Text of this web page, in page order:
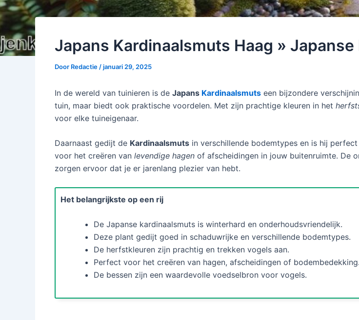
Japans Kardinaalsmuts Haag »
Door Redactie /januari 29, 2025
In de wereld van tuinieren is de Japans Kardinaalsmuts een bijzondere
tuin, maar biedt ook praktische voordelen. Met zijn prachtige kleuren in het
voor elke tuineigenaar.
Daarnaast gedijt de Kardinaalsmuts in verschillende bodemtypes en is hij
voor het creëren van levendige hagen of afscheidingen in jouw buitenruimte. De
zorgen ervoor dat je er jarenlang plezier van hebt.
Het belangrijkste op een rij
De Japanse kardinaalsmuts is winterhard en onderhoudsvriendelijk.
Deze plant gedijt goed in schaduwrijke en verschillende bodemtypes.
De herfstkleuren zijn prachtig en trekken vogels aan.
Perfect voor het creëren van hagen, afscheidingen of bodembedekking.
De bessen zijn een waardevolle voedselbron voor vogels.